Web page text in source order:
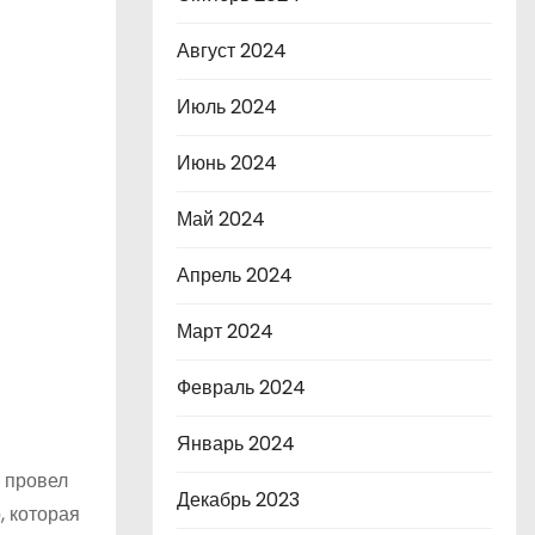
Август 2024
Июль 2024
Июнь 2024
Май 2024
Апрель 2024
Март 2024
Февраль 2024
Январь 2024
Декабрь 2023